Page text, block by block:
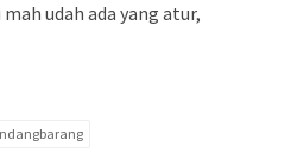
udah ada yang atur,